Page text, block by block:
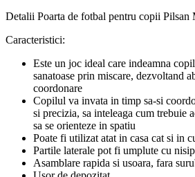
Detalii Poarta de fotbal pentru copii Pilsan
Caracteristici:
Este un joc ideal care indeamna
sanatoase prin miscare, dezvoltand
coordonare
Copilul va invata in timp sa-si
si precizia, sa inteleaga cum trebuie
sa se orienteze in spatiu
Poate fi utilizat atat in casa cat si in
Partile laterale pot fi umplute cu
Asamblare rapida si usoara, fara